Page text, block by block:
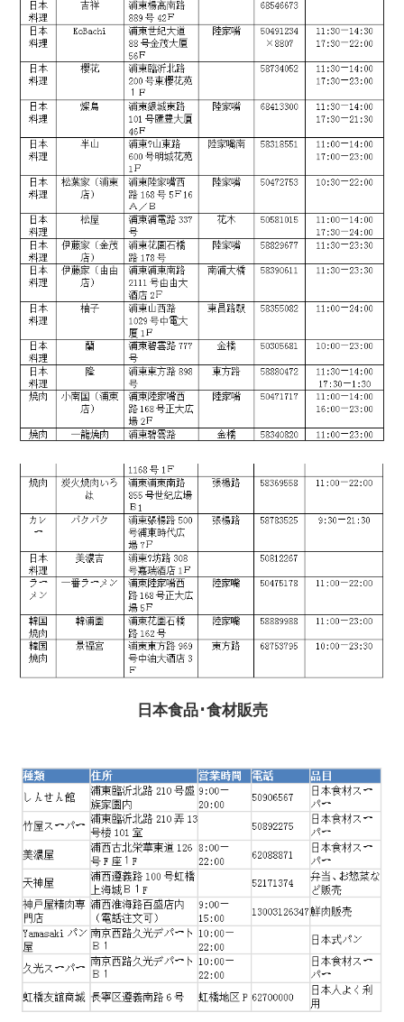
日本食品･食材販売